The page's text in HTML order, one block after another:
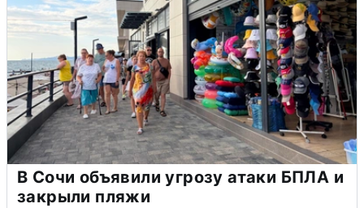
В Сочи объявили угрозу атаки БПЛА и
закрыли пляжи